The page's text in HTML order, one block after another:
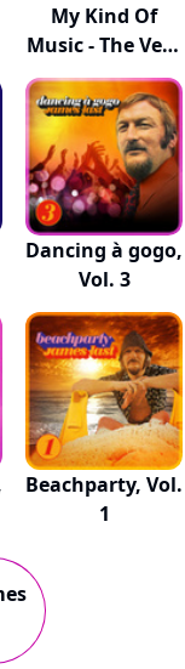
My Kind Of
Music - The Very
B...
Dancing à gogo,
Vol. 3
Beachparty, Vol.
1